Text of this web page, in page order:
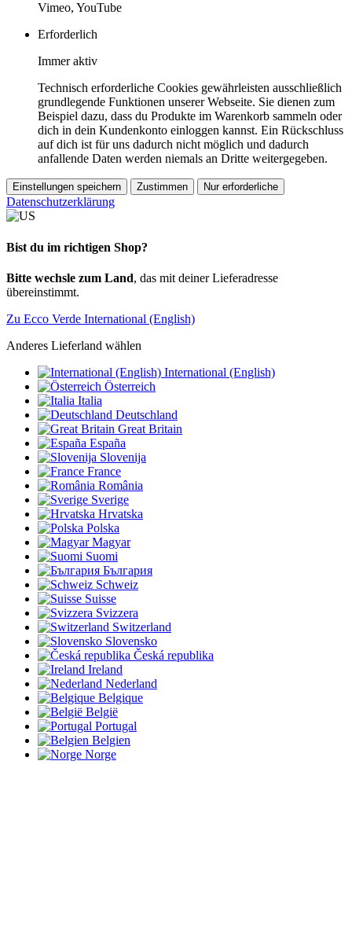
Vimeo, YouTube
Erforderlich
Immer aktiv
Technisch erforderliche Cookies gewährleisten ausschließlich
grundlegende Funktionen unserer Webseite. Sie dienen zum
Beispiel dazu, dass du Produkte im Warenkorb sammeln oder
dich in dein Kundenkonto einloggen kannst. Ein Rückschluss
auf dich ist für uns dadurch nicht möglich und dadurch
anfallende Daten werden niemals an Dritte weitergegeben.
Einstellungen speichern Zustimmen Nur erforderliche
Datenschutzerklärung
Bist du im richtigen Shop?
Bitte wechsle zum Land, das mit deiner Lieferadresse
übereinstimmt.
Zu Ecco Verde International (English)
Anderes Lieferland wählen
International (English)
Österreich
Italia
Deutschland
Great Britain
España
Slovenija
France
România
Sverige
Hrvatska
Polska
Magyar
Suomi
България
Schweiz
Suisse
Svizzera
Switzerland
Slovensko
Česká republika
Ireland
Nederland
Belgique
België
Portugal
Belgien
Norge